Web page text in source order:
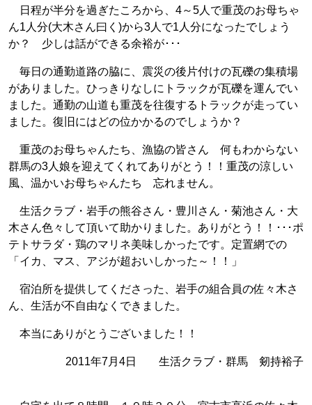
日程が半分を過ぎたころから、4～5人で重茂のお母ちゃ
ん1人分(大木さん曰く)から3人で1人分になったでしょう
か？ 少しは話ができる余裕が･･･
毎日の通勤道路の脇に、震災の後片付けの瓦礫の集積場
がありました。ひっきりなしにトラックが瓦礫を運んでい
ました。通勤の山道も重茂を往復するトラックが走ってい
ました。復旧にはどの位かかるのでしょうか？
重茂のお母ちゃんたち、漁協の皆さん 何もわからない
群馬の3人娘を迎えてくれてありがとう！！重茂の涼しい
風、温かいお母ちゃんたち 忘れません。
生活クラブ・岩手の熊谷さん・豊川さん・菊池さん・大
木さん色々して頂いて助かりました。ありがとう！！･･･ポ
テトサラダ・鶏のマリネ美味しかったです。定置網での
「イカ、マス、アジが超おいしかった～！！」
宿泊所を提供してくださった、岩手の組合員の佐々木さ
ん、生活が不自由なくできました。
本当にありがとうございました！！
2011年7月4日 生活クラブ・群馬 剱持裕子